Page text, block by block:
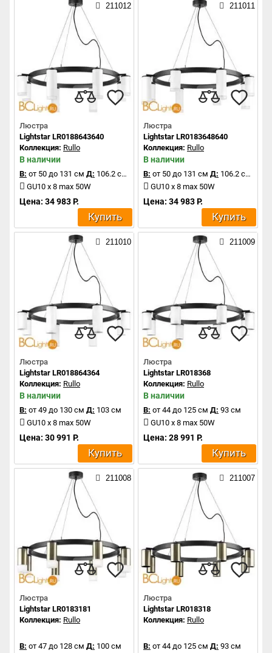
211012
Люстра
Lightstar LR0188643640
Коллекция: Rullo
В наличии
В: от 50 до 131 см Д: 106.2 см
GU10 x 8 max 50W
Цена: 34 983 Р.
Купить
211011
Люстра
Lightstar LR0183648640
Коллекция: Rullo
В наличии
В: от 50 до 131 см Д: 106.2 см
GU10 x 8 max 50W
Цена: 34 983 Р.
Купить
211010
Люстра
Lightstar LR018864364
Коллекция: Rullo
В наличии
В: от 49 до 130 см Д: 103 см
GU10 x 8 max 50W
Цена: 30 991 Р.
Купить
211009
Люстра
Lightstar LR018368
Коллекция: Rullo
В наличии
В: от 44 до 125 см Д: 93 см
GU10 x 8 max 50W
Цена: 28 991 Р.
Купить
211008
Люстра
Lightstar LR0183181
Коллекция: Rullo
В: от 47 до 128 см Д: 100 см
211007
Люстра
Lightstar LR018318
Коллекция: Rullo
В: от 44 до 125 см Д: 93 см